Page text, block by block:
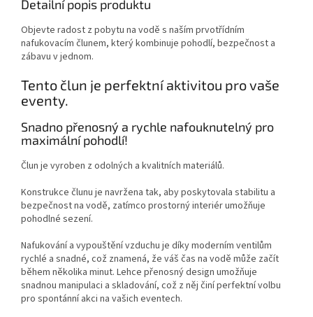
Detailní popis produktu
Objevte radost z pobytu na vodě s naším prvotřídním
nafukovacím člunem, který kombinuje pohodlí, bezpečnost a
zábavu v jednom.
Tento člun je perfektní aktivitou pro vaše
eventy.
Snadno přenosný a rychle nafouknutelný pro
maximální pohodlí!
Člun je vyroben z odolných a kvalitních materiálů.
Konstrukce člunu je navržena tak, aby poskytovala stabilitu a
bezpečnost na vodě, zatímco prostorný interiér umožňuje
pohodlné sezení.
Nafukování a vypouštění vzduchu je díky moderním ventilům
rychlé a snadné, což znamená, že váš čas na vodě může začít
během několika minut. Lehce přenosný design umožňuje
snadnou manipulaci a skladování, což z něj činí perfektní volbu
pro spontánní akci na vašich eventech.